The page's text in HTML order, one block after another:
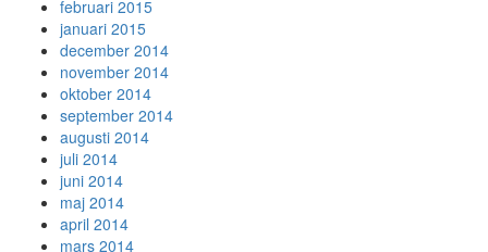
februari 2015
januari 2015
december 2014
november 2014
oktober 2014
september 2014
augusti 2014
juli 2014
juni 2014
maj 2014
april 2014
mars 2014